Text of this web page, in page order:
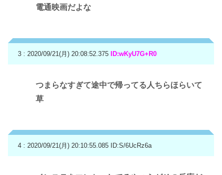
電通映画だよな
3 : 2020/09/21(月) 20:08:52.375 ID:wKyU7G+R0
つまらなすぎて途中で帰ってる人ちらほらいて
草
4 : 2020/09/21(月) 20:10:55.085 ID:S/6UcRz6a